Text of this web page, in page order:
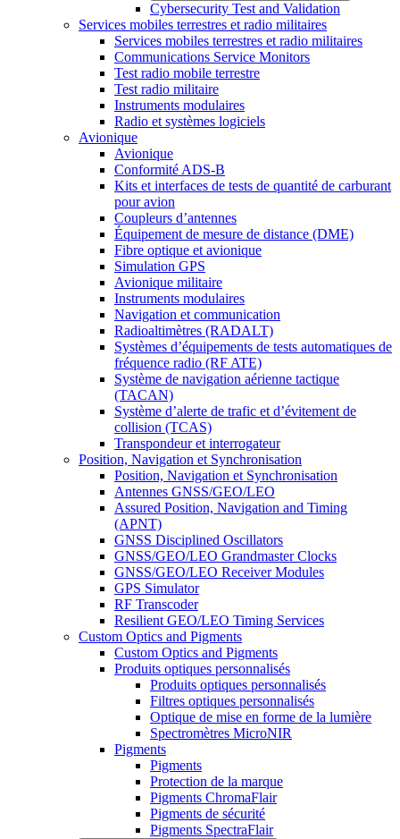
Cybersecurity Test and Validation
Services mobiles terrestres et radio militaires
Services mobiles terrestres et radio militaires
Communications Service Monitors
Test radio mobile terrestre
Test radio militaire
Instruments modulaires
Radio et systèmes logiciels
Avionique
Avionique
Conformité ADS-B
Kits et interfaces de tests de quantité de carburant
pour avion
Coupleurs d’antennes
Équipement de mesure de distance (DME)
Fibre optique et avionique
Simulation GPS
Avionique militaire
Instruments modulaires
Navigation et communication
Radioaltimètres (RADALT)
Systèmes d’équipements de tests automatiques de
fréquence radio (RF ATE)
Système de navigation aérienne tactique
(TACAN)
Système d’alerte de trafic et d’évitement de
collision (TCAS)
Transpondeur et interrogateur
Position, Navigation et Synchronisation
Position, Navigation et Synchronisation
Antennes GNSS/GEO/LEO
Assured Position, Navigation and Timing
(APNT)
GNSS Disciplined Oscillators
GNSS/GEO/LEO Grandmaster Clocks
GNSS/GEO/LEO Receiver Modules
GPS Simulator
RF Transcoder
Resilient GEO/LEO Timing Services
Custom Optics and Pigments
Custom Optics and Pigments
Produits optiques personnalisés
Produits optiques personnalisés
Filtres optiques personnalisés
Optique de mise en forme de la lumière
Spectromètres MicroNIR
Pigments
Pigments
Protection de la marque
Pigments ChromaFlair
Pigments de sécurité
Pigments SpectraFlair